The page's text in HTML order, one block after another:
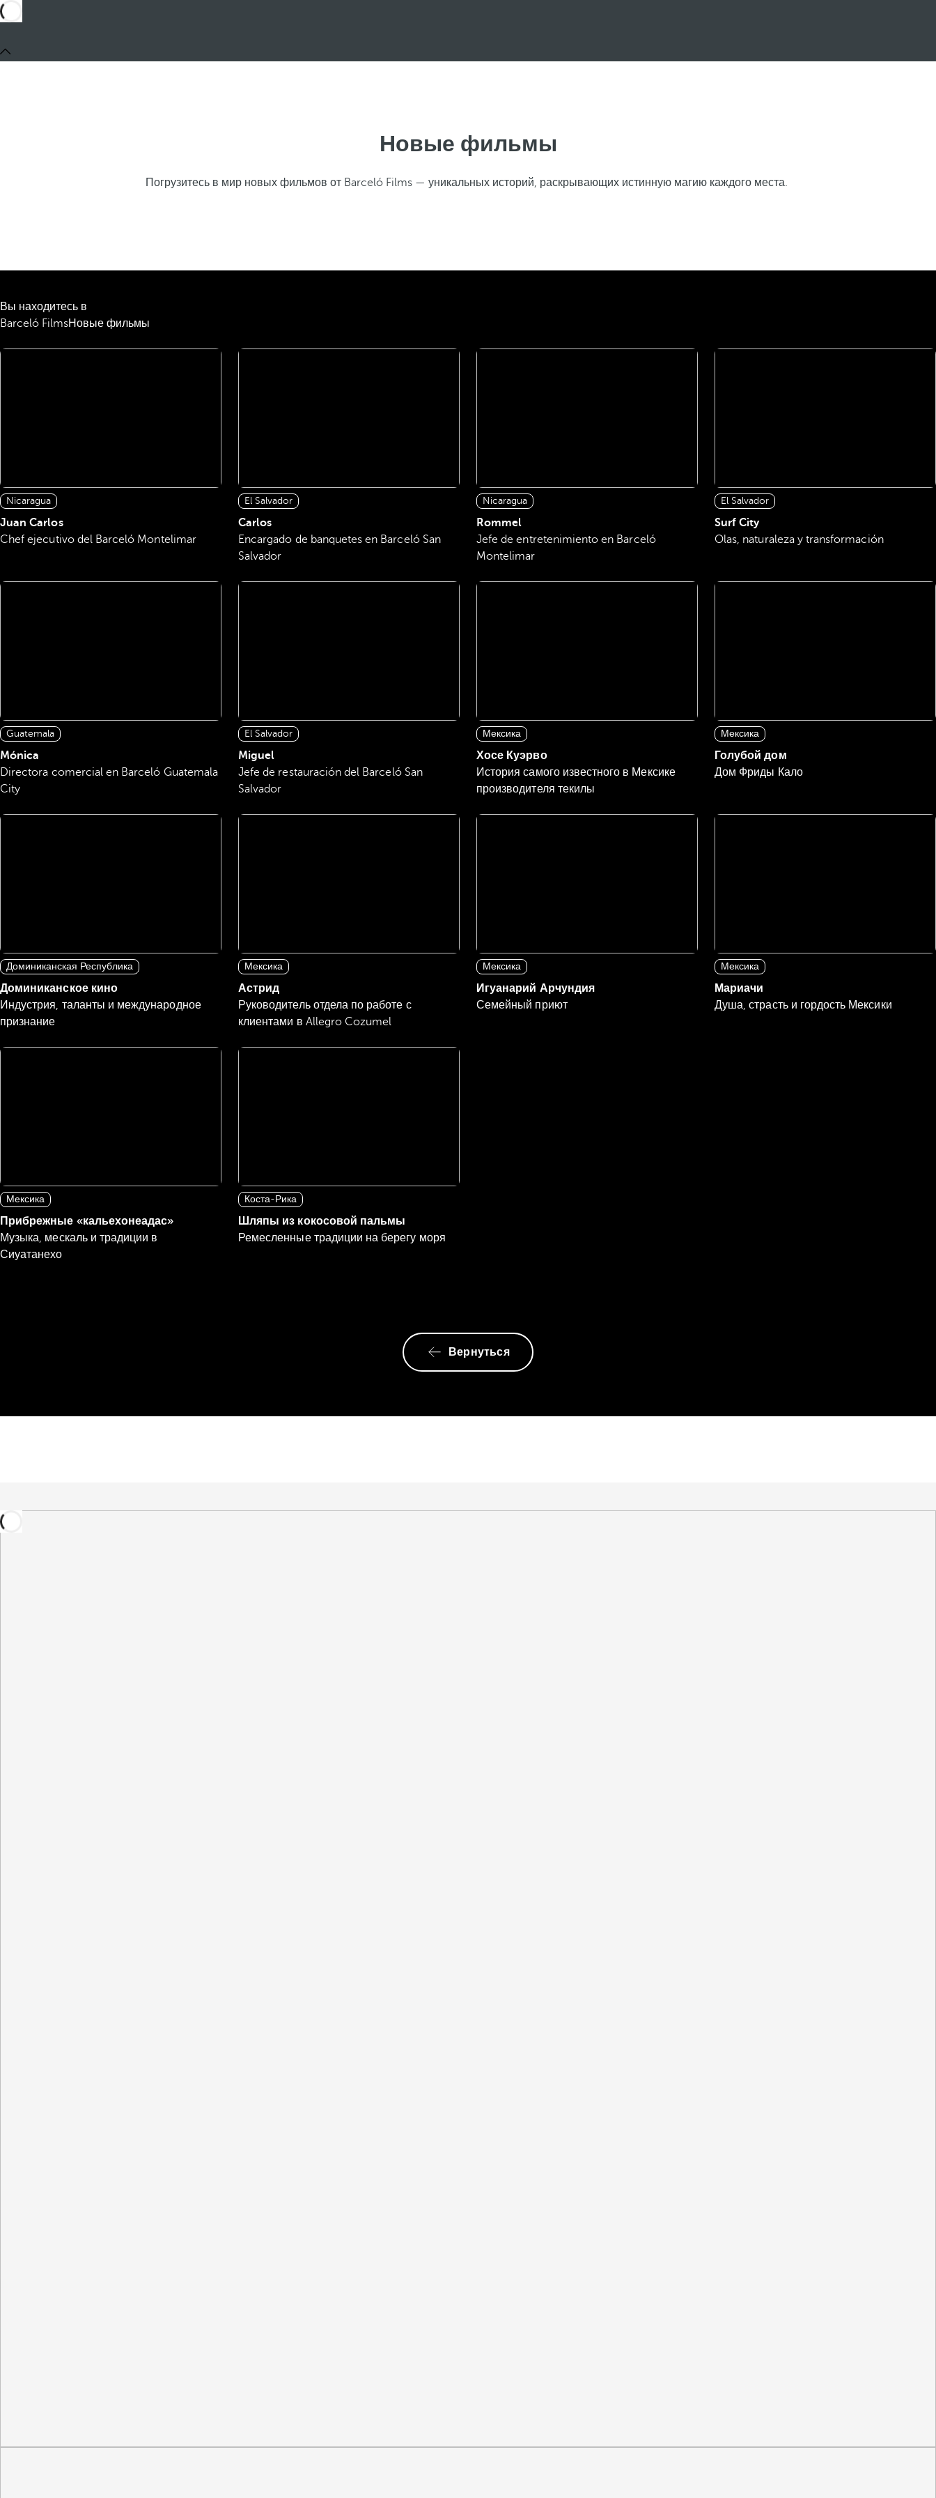
Новые фильмы
Погрузитесь в мир новых фильмов от Barceló Films — уникальных историй, раскрывающих истинную магию каждого места.
Вы находитесь в
Barceló FilmsНовые фильмы
Вернуться
Nicaragua
Juan Carlos
Chef ejecutivo del Barceló Montelimar
El Salvador
Carlos
Encargado de banquetes en Barceló San
Salvador
Nicaragua
Rommel
Jefe de entretenimiento en Barceló
Montelimar
El Salvador
Surf City
Olas, naturaleza y transformación
Guatemala
Mónica
Directora comercial en Barceló Guatemala
City
El Salvador
Miguel
Jefe de restauración del Barceló San
Salvador
Мексика
Хосе Куэрво
История самого известного в Мексике
производителя текилы
Мексика
Голубой дом
Дом Фриды Кало
Доминиканская Республика
Доминиканское кино
Индустрия, таланты и международное
признание
Мексика
Астрид
Руководитель отдела по работе с
клиентами в Allegro Cozumel
Мексика
Игуанарий Арчундия
Семейный приют
Мексика
Мариачи
Душа, страсть и гордость Мексики
Мексика
Прибрежные «кальехонеадас»
Музыка, мескаль и традиции в
Сиуатанехо
Коста-Рика
Шляпы из кокосовой пальмы
Ремесленные традиции на берегу моря